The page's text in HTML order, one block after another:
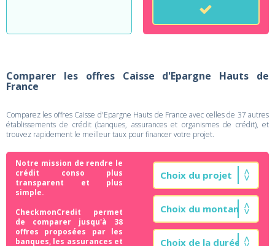
Comparer les offres Caisse d'Epargne Hauts de
France
Comparez les offres Caisse d'Epargne Hauts de France avec celles de 37 autres
établissements de crédit (banques, assurances et organismes de crédit), et
trouvez rapidement le meilleur taux pour financer votre projet.
Notre mission de rendre le
crédit conso plus
transparent et plus
simple.
CheckmonCredit permet
de comparer jusqu'à 38
offres proposées par les
banques, les assurances et